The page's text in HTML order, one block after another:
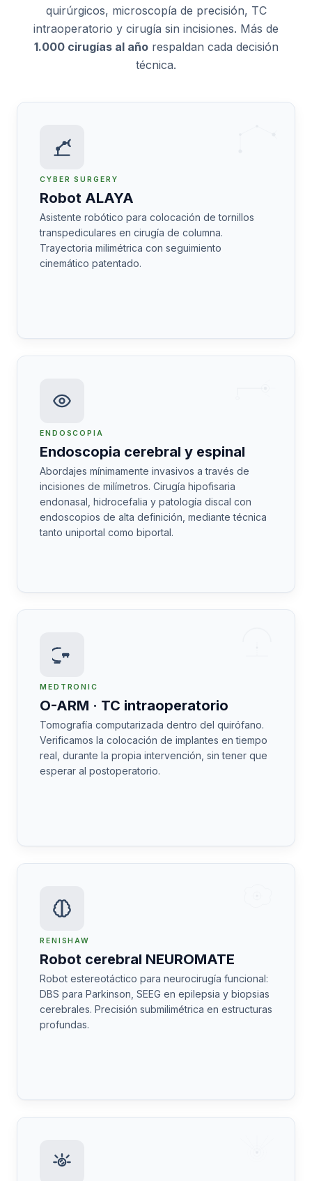
quirúrgicos, microscopía de precisión, TC
intraoperatorio y cirugía sin incisiones. Más de
1.000 cirugías al añorespaldan cada decisión
técnica.
CYBER SURGERY
Robot ALAYA
Asistente robótico para colocación de tornillos
transpediculares en cirugía de columna.
Trayectoria milimétrica con seguimiento
cinemático patentado.
ENDOSCOPIA
Endoscopia cerebral y espinal
Abordajes mínimamente invasivos a través de
incisiones de milímetros. Cirugía hipofisaria
endonasal, hidrocefalia y patología discal con
endoscopios de alta definición, mediante técnica
tanto uniportal como biportal.
MEDTRONIC
O-ARM · TC intraoperatorio
Tomografía computarizada dentro del quirófano.
Verificamos la colocación de implantes en tiempo
real, durante la propia intervención, sin tener que
esperar al postoperatorio.
RENISHAW
Robot cerebral NEUROMATE
Robot estereotáctico para neurocirugía funcional:
DBS para Parkinson, SEEG en epilepsia y biopsias
cerebrales. Precisión submilimétrica en estructuras
profundas.